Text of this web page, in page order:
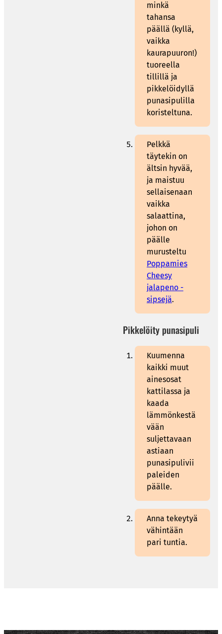
minkä
tahansa
päällä (kyllä,
vaikka
kaurapuuron!)
tuoreella
tillillä ja
pikkelöidyllä
punasipulilla
koristeltuna.
Pelkkä
täytekin on
ältsin hyvää,
ja maistuu
sellaisenaan
vaikka
salaattina,
johon on
päälle
murusteltu
Poppamies
Cheesy
jalapeno -
sipsejä.
Pikkelöity punasipuli
Kuumenna
kaikki muut
ainesosat
kattilassa ja
kaada
lämmönkestä
vään
suljettavaan
astiaan
punasipulivii
paleiden
päälle.
Anna tekeytyä
vähintään
pari tuntia.